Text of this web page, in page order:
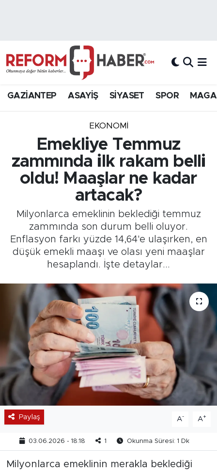
GAZİANTEP ASAYİŞ SİYASET SPOR
EKONOMİ
Emekliye Temmuz
zammında ilk rakam belli
oldu! Maaşlar ne kadar
artacak?
Milyonlarca emeklinin beklediği temmuz
zammında son durum belli oluyor.
Enflasyon farkı yüzde 14,64'e ulaşırken, en
düşük emekli maaşı ve olası yeni maaşlar
hesaplandı. İşte detaylar...
Paylaş A- A+
03.06.2026 - 18:18 1 Okunma Süresi: 1 Dk
Milyonlarca emeklinin merakla beklediği
Hava Durumu
Süper Lig Puan Durumu ve Fikstür
Tüm Manşetler
Son Dakika Haberleri
Haber Arşivi